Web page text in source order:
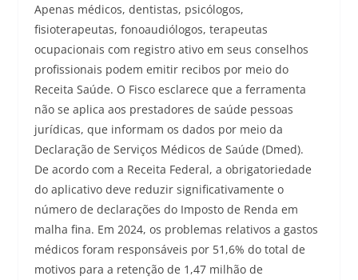
Apenas médicos, dentistas, psicólogos,
fisioterapeutas, fonoaudiólogos, terapeutas
ocupacionais com registro ativo em seus conselhos
profissionais podem emitir recibos por meio do
Receita Saúde. O Fisco esclarece que a ferramenta
não se aplica aos prestadores de saúde pessoas
jurídicas, que informam os dados por meio da
Declaração de Serviços Médicos de Saúde (Dmed).
De acordo com a Receita Federal, a obrigatoriedade
do aplicativo deve reduzir significativamente o
número de declarações do Imposto de Renda em
malha fina. Em 2024, os problemas relativos a gastos
médicos foram responsáveis por 51,6% do total de
motivos para a retenção de 1,47 milhão de